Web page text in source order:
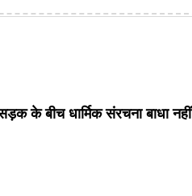
के बीच धार्मिक संरचना बाधा नहीं